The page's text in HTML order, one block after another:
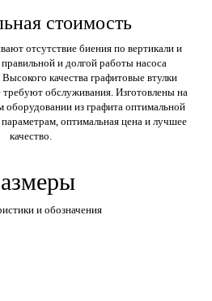
стоимость
отсутствие биения по вертикали и
и долгой работы насоса
качества графитовые втулки
обслуживания. Изготовлены на
оборудовании из графита оптимальной
оптимальная цена и лучшее
качество.
и обозначения